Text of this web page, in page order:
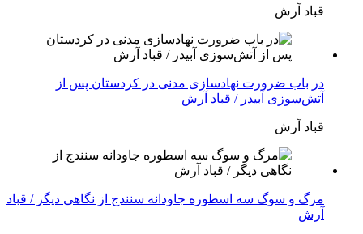
قباد آرش
در باب ضرورت نهادسازی مدنی در کردستان پس از
آتش‌سوزی آبیدر / قباد آرش
قباد آرش
مرگ و سوگ سه اسطوره جاودانه سنندج از نگاهی دیگر / قباد
آرش